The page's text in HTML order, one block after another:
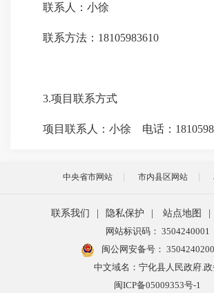
联系人： 小徐
联系方法： 18105983610
3.项目联系方式
项目联系人：小徐 电话：
中央省市网站 市内县区网站
联系我们 | 隐私保护 | 站点地图 |
网站标识码： 3504240001
闽公网安备号：
中文域名：宁化县人民政府.政
闽ICP备05009353号-1